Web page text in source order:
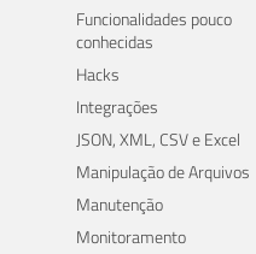
Funcionalidades pouco
conhecidas
Hacks
Integrações
JSON, XML, CSV e Excel
Manipulação de Arquivos
Manutenção
Monitoramento